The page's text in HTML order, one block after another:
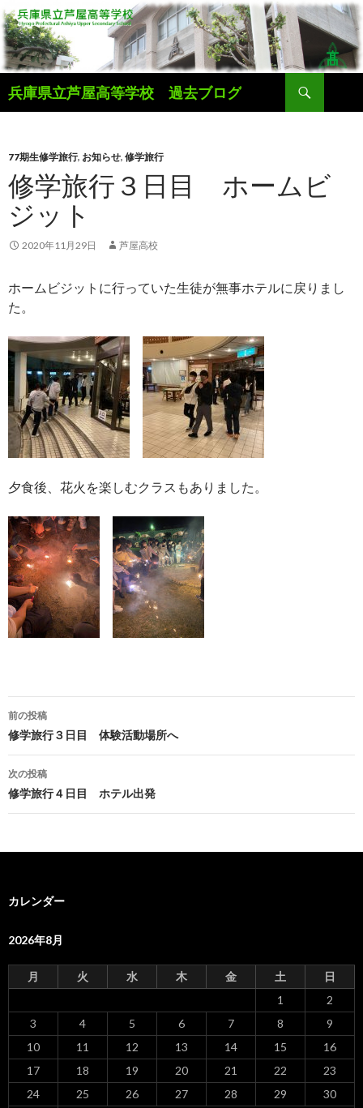
兵庫県立芦屋高等学校 過去ブログ
索
ン
ツ
へ
ス
キ
ッ
77期生修学旅行, お知らせ, 修学旅行
修学旅行３日目 ホームビ
ジット
2020年11月29日 芦屋高校
ホームビジットに行っていた生徒が無事ホテルに戻りまし
た。
夕食後、花火を楽しむクラスもありました。
投
稿
ナ
ビ
ゲ
ー
ョ
ン
前の投稿
修学旅行３日目 体験活動場所へ
次の投稿
修学旅行４日目 ホテル出発
カレンダー
2026年8月
月 火 水 木 金 土
日
1
2
3
4 5 6 7 8
9
10
11 12 13 14 15
16
17
18 19 20 21 22
23
24
25 26 27 28 29
30